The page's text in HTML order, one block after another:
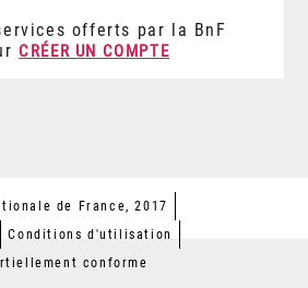
offerts par la BnF
CRÉER UN COMPTE
de France, 2017
Conditions d'utilisation
conforme